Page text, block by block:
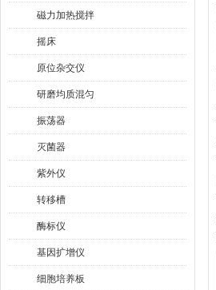
磁力加热搅拌
摇床
原位杂交仪
研磨均质混匀
振荡器
灭菌器
紫外仪
转移槽
酶标仪
基因扩增仪
细胞培养板